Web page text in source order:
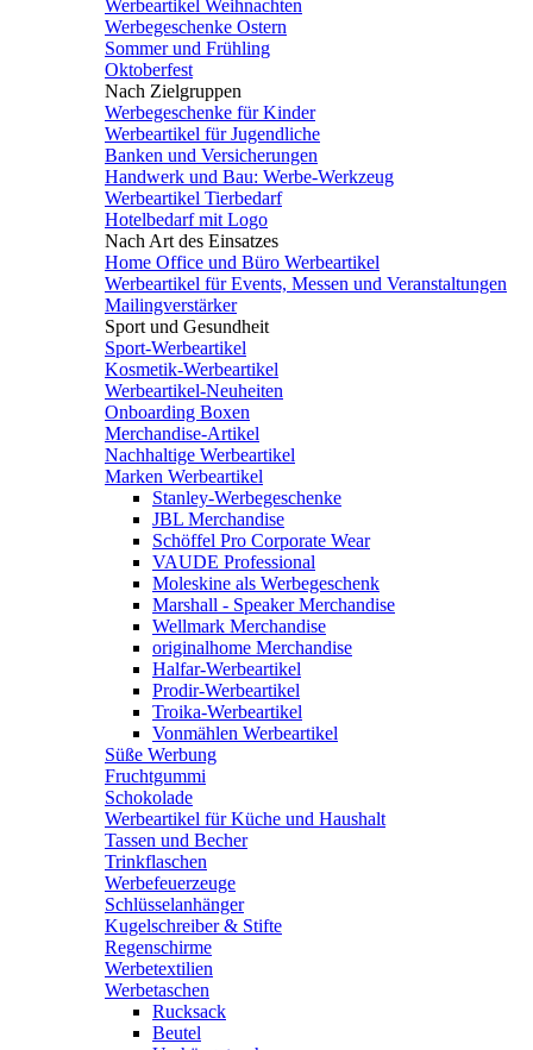
Werbeartikel Weihnachten
Werbegeschenke Ostern
Sommer und Frühling
Oktoberfest
Nach Zielgruppen
Werbegeschenke für Kinder
Werbeartikel für Jugendliche
Banken und Versicherungen
Handwerk und Bau: Werbe-Werkzeug
Werbeartikel Tierbedarf
Hotelbedarf mit Logo
Nach Art des Einsatzes
Home Office und Büro Werbeartikel
Werbeartikel für Events, Messen und Veranstaltungen
Mailingverstärker
Sport und Gesundheit
Sport-Werbeartikel
Kosmetik-Werbeartikel
Werbeartikel-Neuheiten
Onboarding Boxen
Merchandise-Artikel
Nachhaltige Werbeartikel
Marken Werbeartikel
Stanley-Werbegeschenke
JBL Merchandise
Schöffel Pro Corporate Wear
VAUDE Professional
Moleskine als Werbegeschenk
Marshall - Speaker Merchandise
Wellmark Merchandise
originalhome Merchandise
Halfar-Werbeartikel
Prodir-Werbeartikel
Troika-Werbeartikel
Vonmählen Werbeartikel
Süße Werbung
Fruchtgummi
Schokolade
Werbeartikel für Küche und Haushalt
Tassen und Becher
Trinkflaschen
Werbefeuerzeuge
Schlüsselanhänger
Kugelschreiber & Stifte
Regenschirme
Werbetextilien
Werbetaschen
Rucksack
Beutel